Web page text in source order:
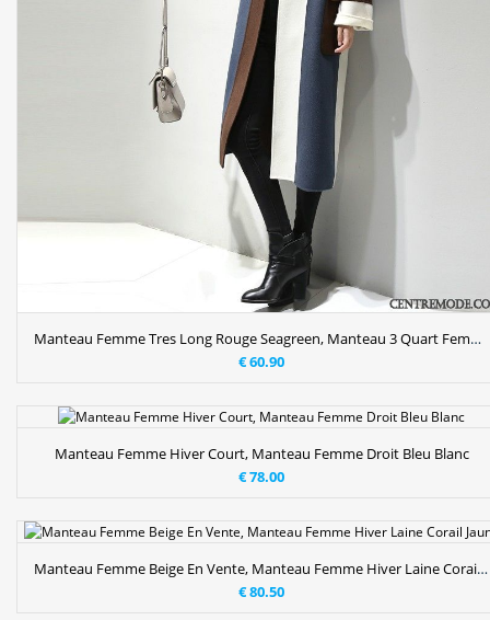
Manteau Femme Tres Long Rouge Seagreen, Manteau 3 Quart Femme
€ 60.90
Manteau Femme Hiver Court, Manteau Femme Droit Bleu Blanc
€ 78.00
Manteau Femme Beige En Vente, Manteau Femme Hiver Laine Corail Jaune
€ 80.50